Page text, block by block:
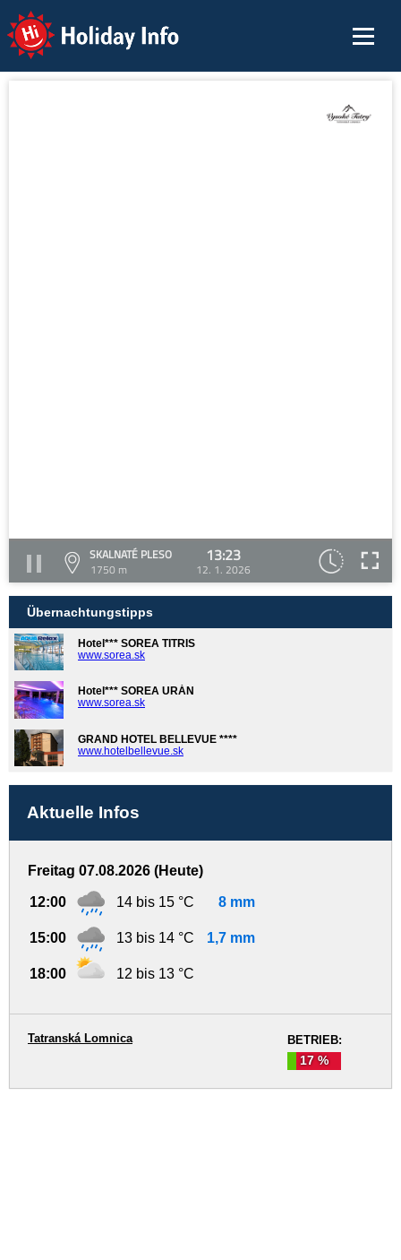
Holiday Info
SKALNATÉ PLESO
1750 m
13:23
12. 1. 2026
Übernachtungstipps
Hotel*** SOREA TITRIS
www.sorea.sk
Hotel*** SOREA URÁN
www.sorea.sk
GRAND HOTEL BELLEVUE ****
www.hotelbellevue.sk
Aktuelle Infos
Freitag 07.08.2026 (Heute)
12:00 14 bis 15 °C 8 mm
15:00 13 bis 14 °C 1,7 mm
18:00 12 bis 13 °C
BETRIEB:
17 %
Tatranská Lomnica